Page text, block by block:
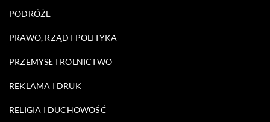
PODRÓŻE
PRAWO, RZĄD I POLITYKA
PRZEMYSŁ I ROLNICTWO
REKLAMA I DRUK
RELIGIA I DUCHOWOŚĆ